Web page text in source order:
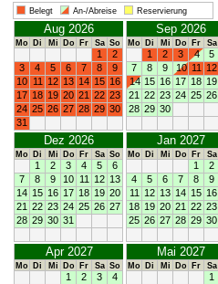
Belegt An-/Abreise Reservierung
Aug 2026
Mo Di Mi Do Fr Sa So
1
2
3
4 5 6 7 8
9
10 11 12 13 14 15 16
17 18 19 20 21 22 23
24 25 26 27 28 29 30
31
Sep 2026
Mo Di Mi Do Fr Sa
1 2 3 4 5
7
8 9 10 11 12
14 15 16 17 18 19
21 22 23 24 25 26
28 29 30
Dez 2026
Mo Di Mi Do Fr Sa So
1 2 3 4 5
6
7
8 9 10 11 12 13
14 15 16 17 18 19 20
21 22 23 24 25 26 27
28 29 30 31
Jan 2027
Mo Di Mi Do Fr Sa
1 2
4
5 6 7 8 9
11
12 13 14 15 16
18 19 20 21 22 23
25 26 27 28 29 30
Apr 2027
Mo Di Mi Do Fr Sa So
1 2 3
4
Mai 2027
Mo Di Mi Do Fr Sa
1